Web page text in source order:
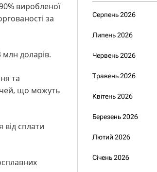
виробленої
за
доларів.
та
що можуть
від сплати
Серпень 2026
Липень 2026
Червень 2026
Травень 2026
Квітень 2026
Березень 2026
Лютий 2026
Січень 2026